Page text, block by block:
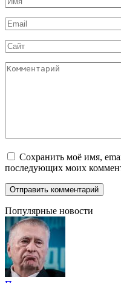
*
Email
*
Сайт
Комментарий
Сохранить моё имя,
последующих моих
Популярные новости